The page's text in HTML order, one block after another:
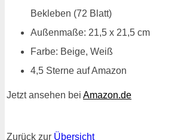
Bekleben (72 Blatt)
Außenmaße: 21,5 x 21,5 cm
Farbe: Beige, Weiß
4,5 Sterne auf Amazon
Jetzt ansehen bei Amazon.de
Zurück zur Übersicht